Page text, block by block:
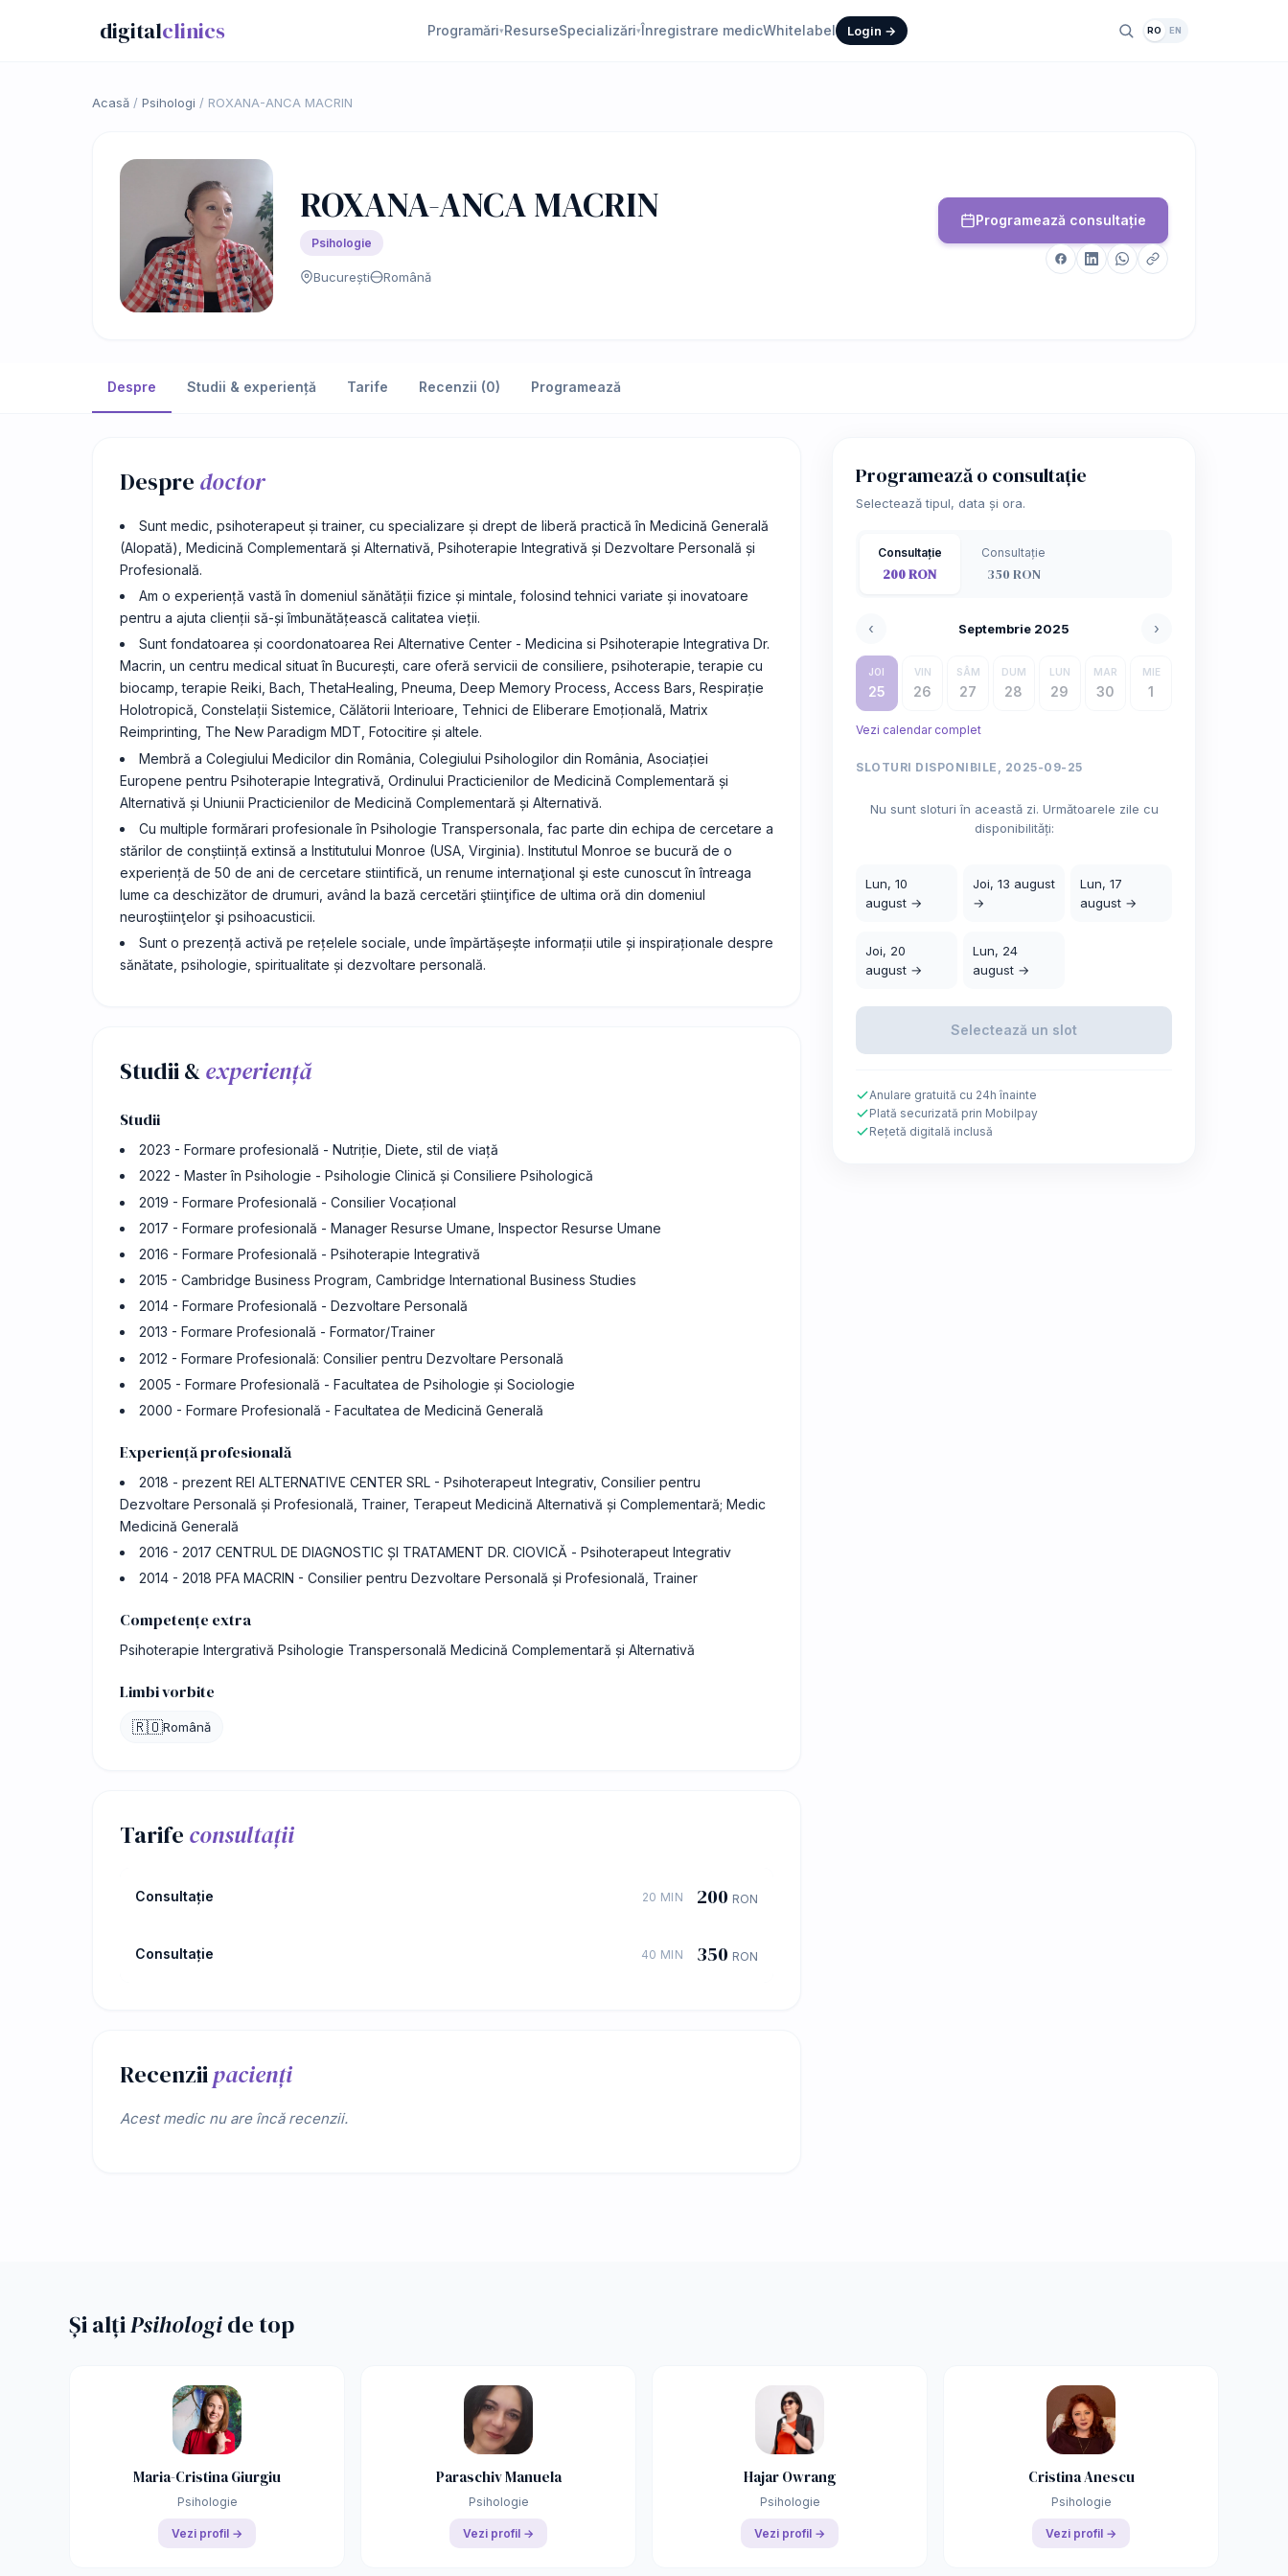
digitalclinics Programări▾ResurseSpecializări▾Înregistrare medicWhitelabel Login → RO EN
Acasă / Psihologi / ROXANA-ANCA MACRIN
ROXANA-ANCA MACRIN
Psihologie
București Română
Programează consultație
Despre Studii & experiență Tarife Recenzii (0) Programează
Despre doctor
Sunt medic, psihoterapeut și trainer, cu specializare și drept de liberă practică în Medicină Generală
(Alopată), Medicină Complementară și Alternativă, Psihoterapie Integrativă și Dezvoltare Personală și
Profesională.
Am o experiență vastă în domeniul sănătății fizice și mintale, folosind tehnici variate și inovatoare
pentru a ajuta clienții să-și îmbunătățească calitatea vieții.
Sunt fondatoarea și coordonatoarea Rei Alternative Center - Medicina si Psihoterapie Integrativa Dr.
Macrin, un centru medical situat în București, care oferă servicii de consiliere, psihoterapie, terapie cu
biocamp, terapie Reiki, Bach, ThetaHealing, Pneuma, Deep Memory Process, Access Bars, Respirație
Holotropică, Constelații Sistemice, Călătorii Interioare, Tehnici de Eliberare Emoțională, Matrix
Reimprinting, The New Paradigm MDT, Fotocitire și altele.
Membră a Colegiului Medicilor din România, Colegiului Psihologilor din România, Asociației
Europene pentru Psihoterapie Integrativă, Ordinului Practicienilor de Medicină Complementară și
Alternativă și Uniunii Practicienilor de Medicină Complementară și Alternativă.
Cu multiple formărari profesionale în Psihologie Transpersonala, fac parte din echipa de cercetare a
stărilor de conștiință extinsă a Institutului Monroe (USA, Virginia). Institutul Monroe se bucură de o
experiență de 50 de ani de cercetare stiintifică, un renume internaţional şi este cunoscut în întreaga
lume ca deschizător de drumuri, având la bază cercetări ştiinţiﬁce de ultima oră din domeniul
neuroştiinţelor şi psihoacusticii.
Sunt o prezență activă pe rețelele sociale, unde împărtășește informații utile și inspiraționale despre
sănătate, psihologie, spiritualitate și dezvoltare personală.
Studii &experiență
Studii
2023 - Formare profesională - Nutriție, Diete, stil de viață
2022 - Master în Psihologie - Psihologie Clinică și Consiliere Psihologică
2019 - Formare Profesională - Consilier Vocațional
2017 - Formare profesională - Manager Resurse Umane, Inspector Resurse Umane
2016 - Formare Profesională - Psihoterapie Integrativă
2015 - Cambridge Business Program, Cambridge International Business Studies
2014 - Formare Profesională - Dezvoltare Personală
2013 - Formare Profesională - Formator/Trainer
2012 - Formare Profesională: Consilier pentru Dezvoltare Personală
2005 - Formare Profesională - Facultatea de Psihologie și Sociologie
2000 - Formare Profesională - Facultatea de Medicină Generală
Experiență profesională
2018 - prezent REI ALTERNATIVE CENTER SRL - Psihoterapeut Integrativ, Consilier pentru
Dezvoltare Personală și Profesională, Trainer, Terapeut Medicină Alternativă și Complementară; Medic
Medicină Generală
2016 - 2017 CENTRUL DE DIAGNOSTIC ȘI TRATAMENT DR. CIOVICĂ - Psihoterapeut Integrativ
2014 - 2018 PFA MACRIN - Consilier pentru Dezvoltare Personală și Profesională, Trainer
Competențe extra
Psihoterapie Intergrativă Psihologie Transpersonală Medicină Complementară și Alternativă
Limbi vorbite
🇷🇴Română
Tarife consultații
Consultație 20 MIN 200 RON
Consultație 40 MIN 350 RON
Recenziipacienți
Acest medic nu are încă recenzii.
Programează o consultație
Selectează tipul, data și ora.
Consultație
200 RON
Consultație
350 RON
‹ Septembrie 2025 ›
JOI
25
VIN
26
SÂM
27
DUM
28
LUN
29
MAR
30
MIE
1
Vezi calendar complet
SLOTURI DISPONIBILE, 2025-09-25
Nu sunt sloturi în această zi. Următoarele zile cu
disponibilități:
Lun, 10
august →
Joi, 13 august
→
Lun, 17
august →
Joi, 20
august →
Lun, 24
august →
Selectează un slot
Anulare gratuită cu 24h înainte
Plată securizată prin Mobilpay
Rețetă digitală inclusă
Și alțiPsihologide top
Maria-Cristina Giurgiu
Psihologie
Vezi profil →
Paraschiv Manuela
Psihologie
Vezi profil →
Hajar Owrang
Psihologie
Vezi profil →
Cristina Anescu
Psihologie
Vezi profil →